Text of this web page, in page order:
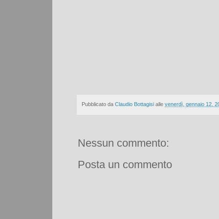
Pubblicato da Claudio Bottagisi alle venerdì, gennaio 12,
Nessun commento:
Posta un commento